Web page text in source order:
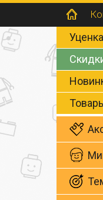
Уценка